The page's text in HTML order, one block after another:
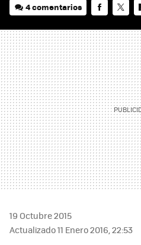
4 comentarios
19 Octubre 2015
Actualizado 11 Enero 2016, 22:53